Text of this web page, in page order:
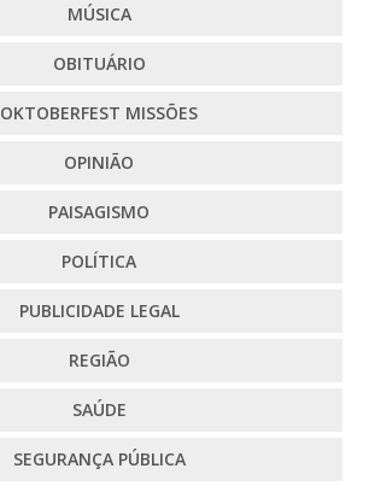
MÚSICA
OBITUÁRIO
OKTOBERFEST MISSÕES
OPINIÃO
PAISAGISMO
POLÍTICA
PUBLICIDADE LEGAL
REGIÃO
SAÚDE
SEGURANÇA PÚBLICA